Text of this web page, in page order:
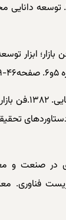
ضیایی پرور، حمید. ۱۳۸۸.
جواد.۱۳۸۳ . فن
ملکی فر، عقیل
دستاوردهای
در صنعت و
فناوری.